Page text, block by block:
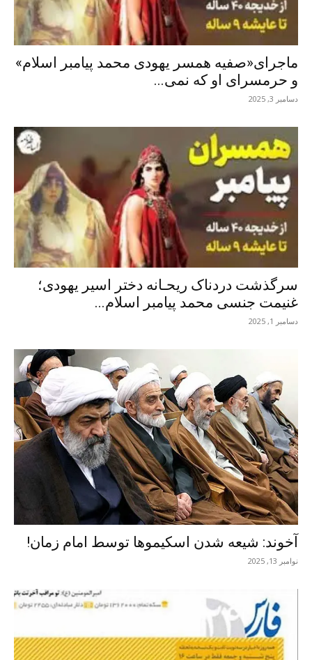
ماجرای«صفیه همسر یهودی محمد پیامبر اسلام»
و حرمسرای او که نمی...
دسامبر 3, 2025
سرگذشت دردناک ریحـانه دختر اسیر یهودی؛
غنیمت جنسی محمد پیامبر اسلام...
دسامبر 1, 2025
آخوند: شیعه شدن اسکیموها توسط امام زمان!
نوامبر 13, 2025